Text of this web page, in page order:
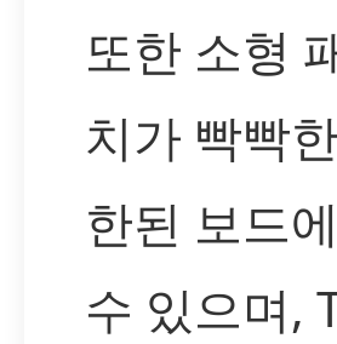
또한 소형
치가 빡빡
한된 보드
수 있으며,